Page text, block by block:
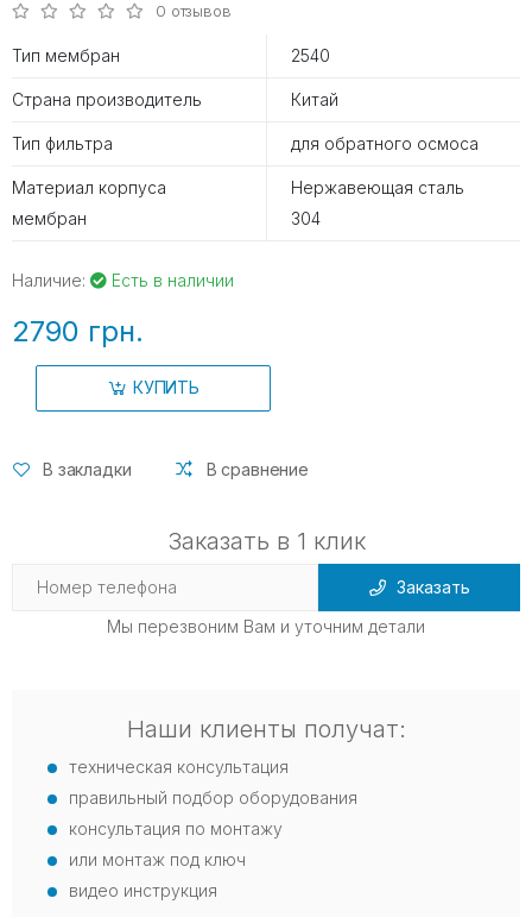
0 отзывов
Тип мембран 2540
Страна производитель Китай
Тип фильтра для обратного осмоса
Материал корпуса
мембран
Нержавеющая сталь
304
Наличие: Есть в наличии
2790 грн.
КУПИТЬ
В закладки В сравнение
Заказать в 1 клик
Заказать
Мы перезвоним Вам и уточним детали
Наши клиенты получат:
техническая консультация
правильный подбор оборудования
консультация по монтажу
или монтаж под ключ
видео инструкция